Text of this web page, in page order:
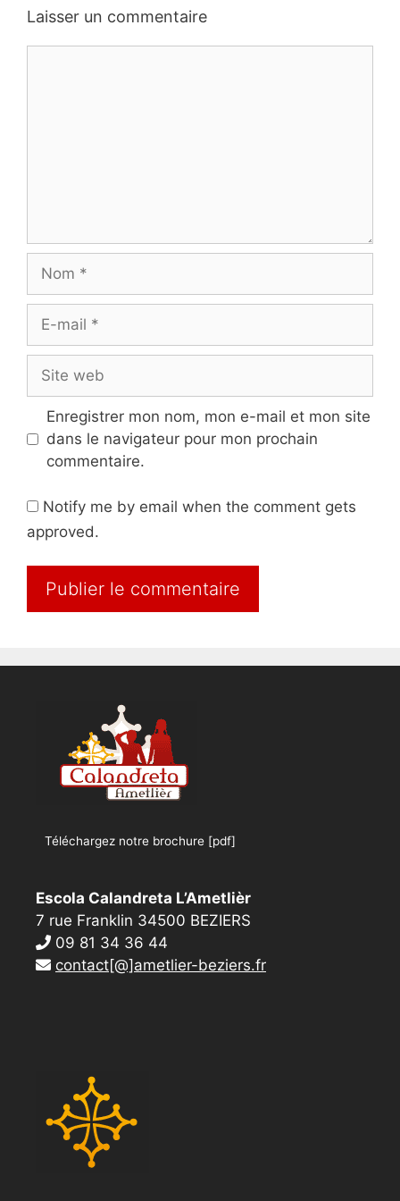
Laisser un commentaire
Nom
Site
web
Enregistrer mon nom, mon e-mail et mon site
dans le navigateur pour mon prochain
commentaire.
Notify me by email when the comment gets
approved.
Téléchargez notre brochure [pdf]
Escola Calandreta L’Ametlièr
7 rue Franklin 34500 BEZIERS
09 81 34 36 44
contact[@]ametlier-beziers.fr